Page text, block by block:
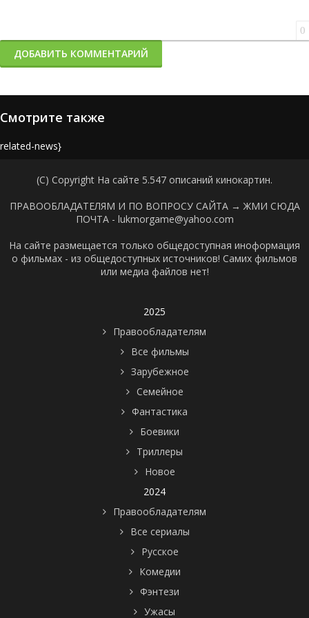
0
ДОБАВИТЬ КОММЕНТАРИЙ
Смотрите также
news}
(C) Copyright На сайте 5.547 описаний кинокартин.
ПРАВООБЛАДАТЕЛЯМ И ПО ВОПРОСУ САЙТА → ЖМИ СЮДА
ПОЧТА - lukmorgame@yahoo.com
На сайте размещается только общедоступная иноформация
о фильмах - из общедоступных источников! Самих фильмов
или медиа файлов нет!
2025
Правообладателям
Все фильмы
Зарубежное
Семейное
Фантастика
Боевики
Триллеры
Новое
2024
Правообладателям
Все сериалы
Русское
Комедии
Фэнтези
Ужасы